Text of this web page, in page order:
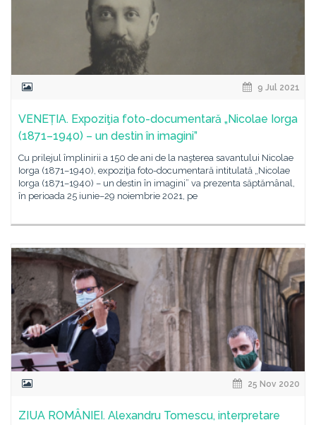
9 Jul 2021
VENEȚIA. Expoziţia foto-documentară „Nicolae Iorga
(1871–1940) – un destin în imagini”
Cu prilejul împlinirii a 150 de ani de la naşterea savantului Nicolae
Iorga (1871–1940), expoziţia foto-documentară intitulată „Nicolae
Iorga (1871–1940) – un destin în imagini” va prezenta săptămânal,
în perioada 25 iunie–29 noiembrie 2021, pe
25 Nov 2020
ZIUA ROMÂNIEI. Alexandru Tomescu, interpretare